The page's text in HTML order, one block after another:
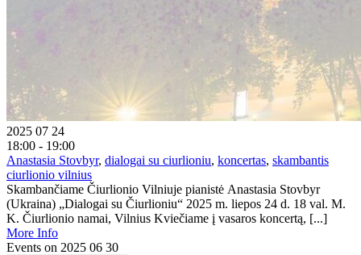
2025 07 24
18:00 - 19:00
Anastasia Stovbyr, dialogai su ciurlioniu, koncertas, skambantis
ciurlionio vilnius
Skambančiame Čiurlionio Vilniuje pianistė Anastasia Stovbyr
(Ukraina) „Dialogai su Čiurlioniu“ 2025 m. liepos 24 d. 18 val. M.
K. Čiurlionio namai, Vilnius Kviečiame į vasaros koncertą, [...]
More Info
Events on 2025 06 30